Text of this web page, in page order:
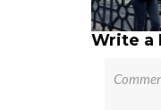
Write a